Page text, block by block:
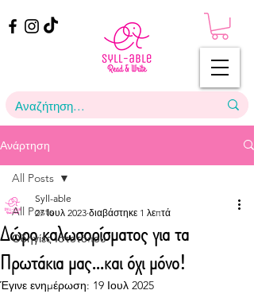
Ανάρτηση
All Posts
Οδηγίες Ιστοτόπου
All Posts
Δώρο καλωσορίσματος για τα
Πρωτάκια μας…και όχι μόνο!
Syll-able
27 Ιουλ 2023 διαβάστηκε 1 λεπτά
Έγινε ενημέρωση: 19 Ιουλ 2025